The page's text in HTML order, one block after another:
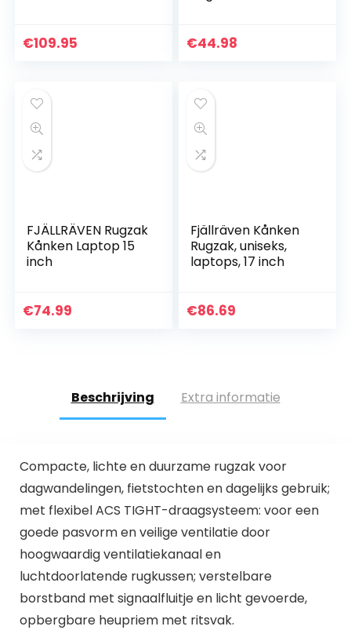
€109.95 €44.98
FJÄLLRÄVEN Rugzak
Kånken Laptop 15
inch
€74.99
Fjällräven Kånken
Rugzak, uniseks,
laptops, 17 inch
€86.69
Beschrijving Extra informatie
Compacte, lichte en duurzame rugzak voor
dagwandelingen, fietstochten en dagelijks gebruik;
met flexibel ACS TIGHT-draagsysteem: voor een
goede pasvorm en veilige ventilatie door
hoogwaardig ventilatiekanaal en
luchtdoorlatende rugkussen; verstelbare
borstband met signaalfluitje en licht gevoerde,
opbergbare heupriem met ritsvak.